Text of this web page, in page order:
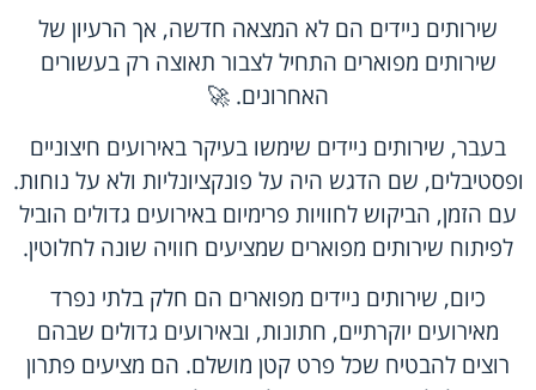
שירותים ניידים הם לא המצאה חדשה, אך הרעיון של
שירותים מפוארים התחיל לצבור תאוצה רק בעשורים
האחרונים. 🚀
בעבר, שירותים ניידים שימשו בעיקר באירועים חיצוניים
ופסטיבלים, שם הדגש היה על פונקציונליות ולא על נוחות.
עם הזמן, הביקוש לחוויות פרימיום באירועים גדולים הוביל
לפיתוח שירותים מפוארים שמציעים חוויה שונה לחלוטין.
כיום, שירותים ניידים מפוארים הם חלק בלתי נפרד
מאירועים יוקרתיים, חתונות, ובאירועים גדולים שבהם
רוצים להבטיח שכל פרט קטן מושלם. הם מציעים פתרון